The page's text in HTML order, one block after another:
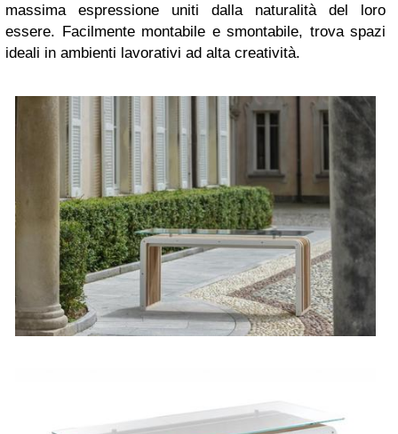
massima espressione uniti dalla naturalità del loro
essere. Facilmente montabile e smontabile, trova spazi
ideali in ambienti lavorativi ad alta creatività.